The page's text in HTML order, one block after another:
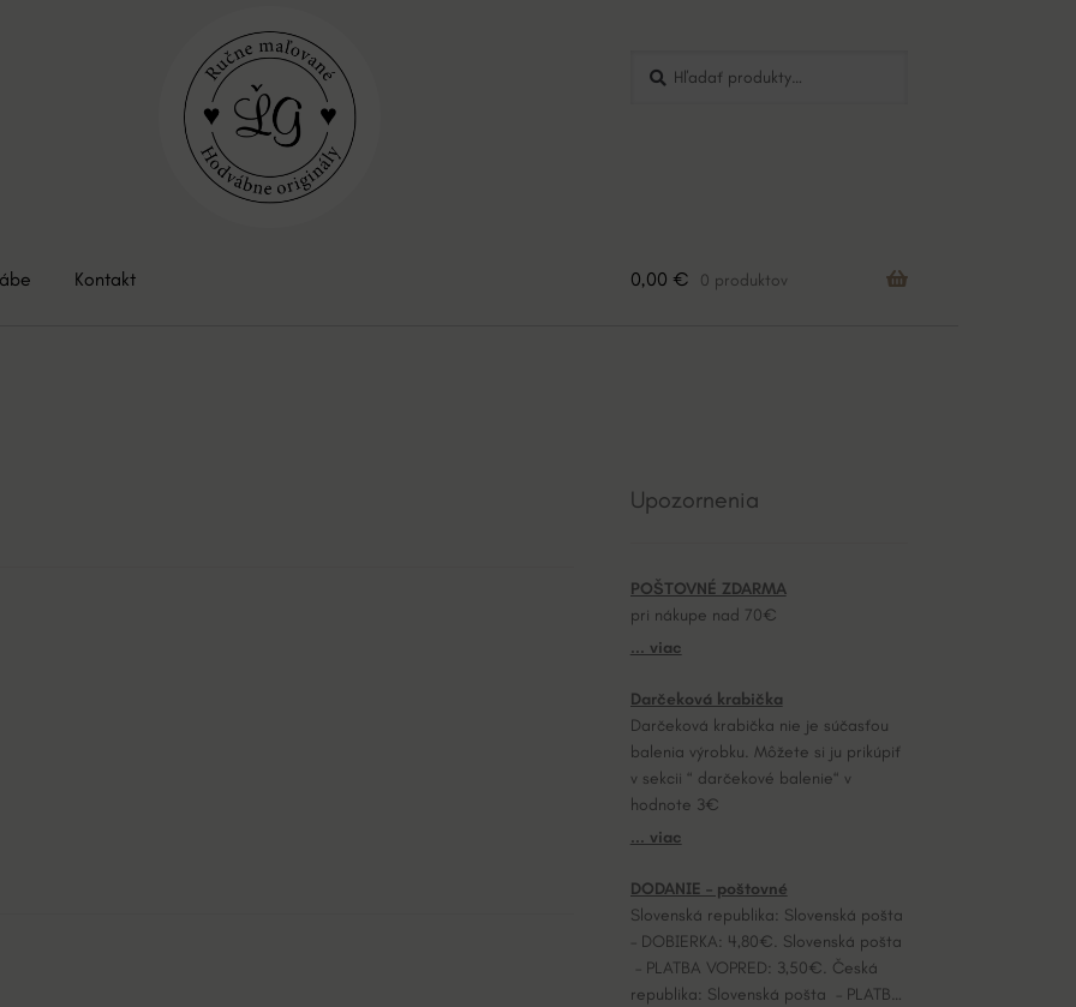
Kontakt 0,00 € 0 produktov
Upozornenia
POŠTOVNÉ ZDARMA
pri nákupe nad 70€
... viac
Darčeková krabička
Darčeková krabička nie je súčasťou
balenia výrobku. Môžete si ju prikúpiť
v sekcii “ darčekové balenie“ v
hodnote 3€
... viac
DODANIE – poštovné
Slovenská republika: Slovenská pošta
– DOBIERKA: 4,80€. Slovenská pošta
– PLATBA VOPRED: 3,50€. Česká
republika: Slovenská pošta – PLATBA